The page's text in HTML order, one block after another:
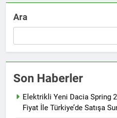
Ara
Son Haberler
Elektrikli Yeni Dacia Spring
Fiyat İle Türkiye’de Satışa